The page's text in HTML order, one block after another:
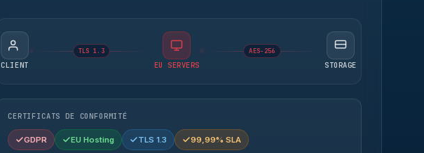
CLIENT
TLS 1.3
EU SERVERS
AES-256
STORAGE
CERTIFICATS DE CONFORMITÉ
GDPR EU Hosting TLS 1.3 99,99% SLA